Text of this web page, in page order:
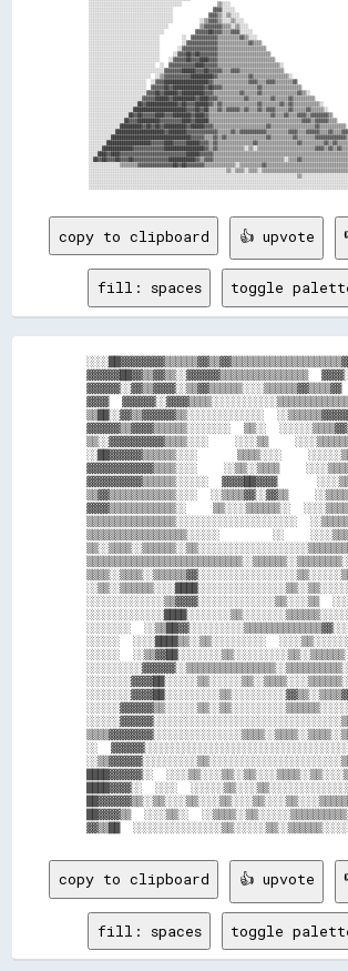
░░░░░░░░░░░░░░░░░░░░░░░░░░░░░░░░░░░░░░░░░░
░░░░░░░░░░░░░░░░░░░░░░░░░░░░░░░░░░░░░░
░░░░░░░░░░░░░░░░░░░░░░░░░░░░░░░░░░░░░░
░░░░░░░░░░░░░░░░░░░░░░░░░░░░░░░░░░░░░░
░░░░░░░░░░░░░░░░░░░░░░░░░░░░░░░░░░░░
░░░░░░░░░░░░░░░░░░░░░░░░░░░░░░░░░░
░░░░░░░░░░░░░░░░░░░░░░░░░░░░░░░░          ░░
░░░░░░░░░░░░░░░░░░░░░░░░░░░░░░░░
░░░░░░░░░░░░░░░░░░░░░░░░░░░░░░░░
░░░░░░░░░░░░░░░░░░░░░░░░░░░░░░░░
░░░░░░░░░░░░░░░░░░░░░░░░░░░░░░░░
░░░░░░░░░░░░░░░░░░░░░░░░░░░░░░  ░░
░░░░░░░░░░░░░░░░░░░░░░░░░░░░
░░░░░░░░░░░░░░░░░░░░░░░░░░
░░░░░░░░░░░░░░░░░░░░░░░░░░
copy to clipboard 👍 upvote
fill: spaces toggle palette
▓▓▓▓▓▓██▓▓▒▒▓▓▒▒░░▓▓▓▓▓▓▒▒▒▒▒▒▒▒▒▒▒▒▒▒▒▒
▓▓▓▓
▒▒██░░▓▓▒▒▓▓▓▓▓▓▒▒░░░░░░░░░░░░░░
▓▓▓▓▓▓▒▒▓▓▓▓▒▒▒▒▒▒░░░░░░░░  ▒▒░░
▒▒░░▓▓▓▓▓▓▓▓▓▓▒▒▒▒░░░░    ░░░░▒▒
░░██▓▓▓▓▓▓▒▒▒▒▒▒░░░░      ▒▒▒▒░░░░
▓▓▓▓▓▓▓▓▓▓▓▓▒▒▒▒░░░░    ░░▒▒░░▒▒▒▒
▓▓▓▓▓▓▓▓▓▓▒▒▒▒▒▒░░░░░░  ▓▓▓▓██▓▓▓▓
▒▒▓▓▒▒▒▒▒▒▒▒▒▒▒▒░░░░  ░░▒▒▒▒▓▓░░▓▓▒▒
▓▓▓▓▒▒▒▒▒▒▒▒▒▒▒▒░░    ▒▒░░░░▒▒▒▒▒▒░░
▒▒▒▒▒▒▒▒▒▒▒▒▒▒▒▒░░░░░░░░░░░░░░░░░░░░░░
▒▒▒▒▒▒▒▒▒▒▒▒▒▒▒▒▒▒░░░░░░        ░░
░░░░░░░░░░░░░░▒▒▓▓▓▓░░░░░░░░░░░░░░▒▒░░░░▒▒
░░░░░░░░
░░░░░░  ░░░░████▒▒░░▒▒░░░░░░░░░░
░░░░░░
░░
████▓▓▓▓▓▓░░
████▓▓▓▓░░  ░░░░
██▓▓▓▓▒▒  ░░░░▒▒░░
copy to clipboard 👍 upvote
fill: spaces toggle palette